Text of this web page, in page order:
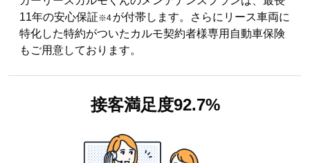
11年の安心保証※4 が付帯します。さらにリース車両に
特化した特約がついたカルモ契約者様専用自動車保険
もご用意しております。
接客満足度92.7%